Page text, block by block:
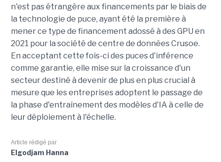
n'est pas étrangère aux financements par le biais de
la technologie de puce, ayant été la première à
mener ce type de financement adossé à des GPU en
2021 pour la société de centre de données Crusoe.
En acceptant cette fois-ci des puces d'inférence
comme garantie, elle mise sur la croissance d'un
secteur destiné à devenir de plus en plus crucial à
mesure que les entreprises adoptent le passage de
la phase d'entraînement des modèles d'IA à celle de
leur déploiement à l'échelle.
Article rédigé par
Elgodjam Hanna